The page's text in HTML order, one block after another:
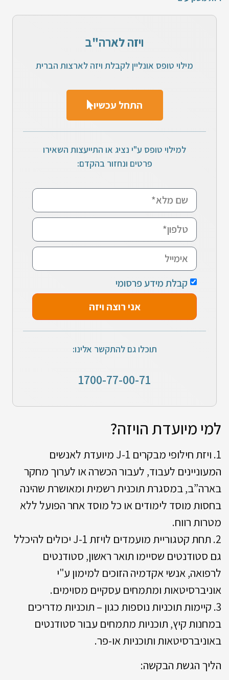
ויזה לארה"ב
מילוי טופס אונליין לקבלת ויזה לארצות הברית
התחל עכשיו
למילוי טופס ע"י נציג או התייעצות השאירו
פרטים ונחזור בהקדם:
קבלת מידע פרסומי
אני רוצה ויזה
תוכלו גם להתקשר אלינו:
1700-77-00-71
למי מיועדת הויזה?
1. ויזת חילופי מבקרים J-1 מיועדת לאנשים
המעוניינים לעבוד, לעבור הכשרה או לערוך מחקר
בארה”ב, במסגרת תוכנית רשמית ומאושרת שהינה
בחסות מוסד לימודים או כל מוסד אחר הפועל ללא
מטרות רווח.
2. תחת קטגוריית מועמדים לויזת J-1 יכולים להיכלל
גם סטודנטים שסיימו תואר ראשון, סטודנטים
לרפואה, אנשי אקדמיה הזוכים למימון ע"י
אוניברסיטאות ומתמחים עסקיים מסוימים.
3. קיימות תוכניות נוספות כגון – תוכניות מדריכים
במחנות קיץ, תוכניות מתמחים עבור סטודנטים
באוניברסיטאות ותוכניות או-פר.
הליך הגשת הבקשה: